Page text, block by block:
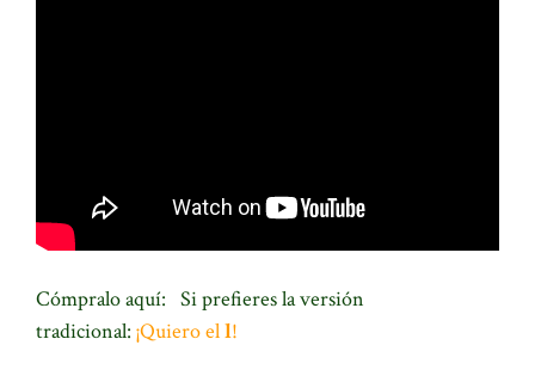
Cómpralo aquí: Si prefieres la versión
tradicional: ¡Quiero ell!